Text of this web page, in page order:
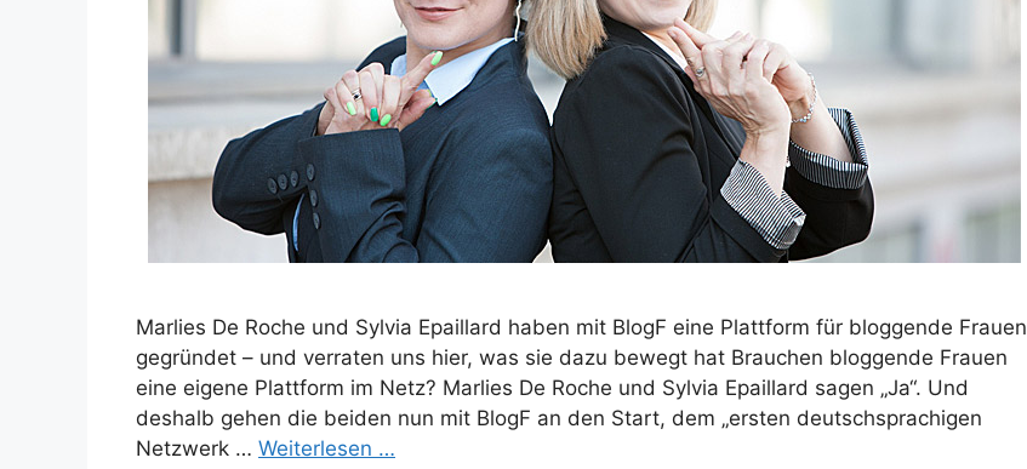
Marlies De Roche und Sylvia Epaillard haben mit BlogF eine Plattform für bloggende Frauen
gegründet – und verraten uns hier, was sie dazu bewegt hat Brauchen bloggende Frauen
eine eigene Plattform im Netz? Marlies De Roche und Sylvia Epaillard sagen „Ja“. Und
deshalb gehen die beiden nun mit BlogF an den Start, dem „ersten deutschsprachigen
Netzwerk … Weiterlesen …